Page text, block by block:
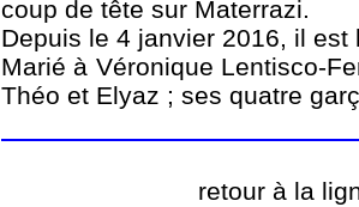
coup de tête sur Materrazi.
Depuis le 4 janvier 2016, il
Marié à Véronique Lentisco-
Théo et Elyaz ; ses quatre
retour à la